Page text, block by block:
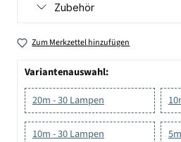
Zubehör
Zum Merkzettel hinzufügen
Variantenauswahl:
20m - 30 Lampen
10m - 30 Lampen